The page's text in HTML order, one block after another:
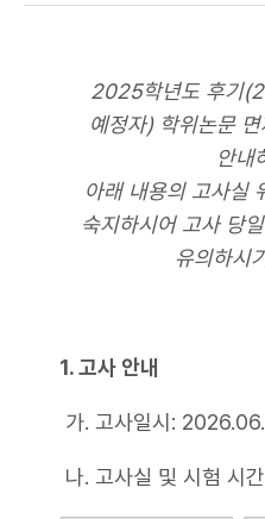
2025학년도 후기
예정자) 학위논문
안내
아래 내용의 고사실
숙지하시어 고사 당
유의하시
1. 고사 안내
가. 고사일시:
나. 고사실 및 시험 시간